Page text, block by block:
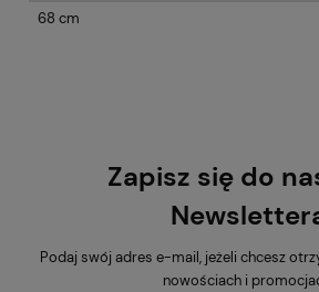
68 cm
Zapisz się do
Podaj swój adres e-mail, jeżeli chcesz
nowościach i